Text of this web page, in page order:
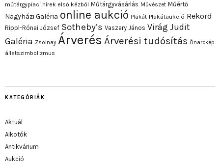
műtárgypiaci hírek első kézből Műtárgyvásárlás Művészet Műértő
Nagyházi Galéria online aukció Plakát Plakátaukció Rekord
Rippl-Rónai József Sotheby’s Vaszary János Virág Judit
Galéria Zsolnay Árverés Árverési tudósítás Önarckép
állatszimbolizmus
KATEGÓRIÁK
Aktuál
Alkotók
Antikvárium
Aukció